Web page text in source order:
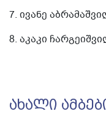
7. ივანე
8. აკაკი
ᲐᲮᲐᲚᲘ